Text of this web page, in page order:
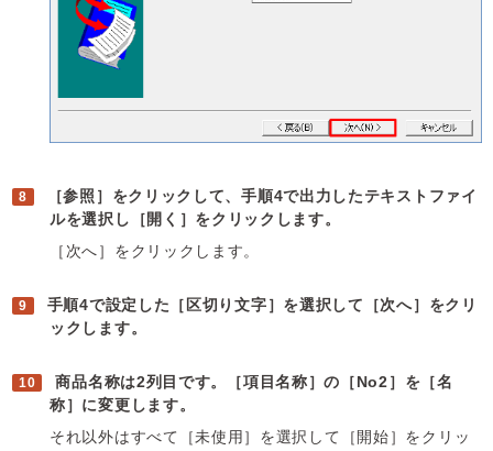
［参照］をクリックして、手順4で出力したテキストファイ
ルを選択し［開く］をクリックします。
［次へ］をクリックします。
手順4で設定した［区切り文字］を選択して［次へ］をクリ
ックします。
商品名称は2列目です。［項目名称］の［No2］を［名
称］に変更します。
それ以外はすべて［未使用］を選択して［開始］をクリッ